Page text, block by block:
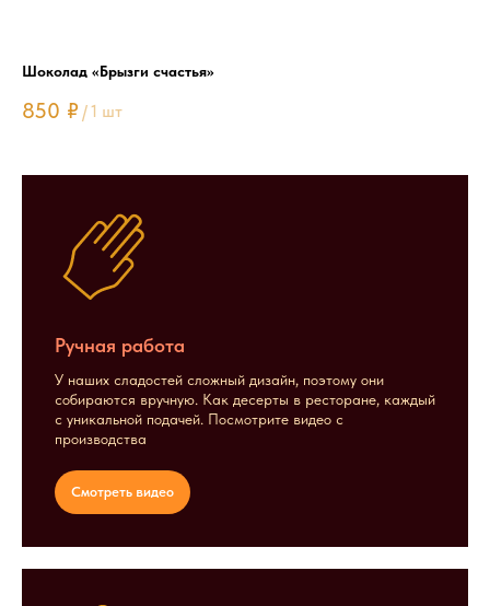
Шоколад «Брызги счастья»
850 ₽ /1 шт
Ручная работа
У наших сладостей сложный дизайн, поэтому они
собираются вручную. Как десерты в ресторане, каждый
с уникальной подачей. Посмотрите видео с
производства
Смотреть видео